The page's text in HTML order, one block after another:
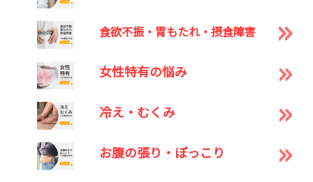
食欲不振・胃もたれ・摂食障害
女性特有の悩み
冷え・むくみ
お腹の張り・ぽっこり